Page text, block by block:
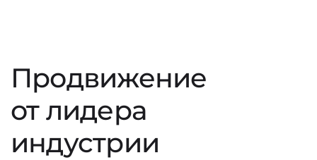
Продвижение
от лидера
индустрии